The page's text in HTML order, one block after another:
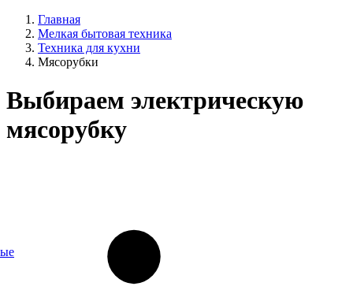
Главная
Мелкая бытовая техника
Техника для кухни
Мясорубки
Выбираем электрическую
мясорубку